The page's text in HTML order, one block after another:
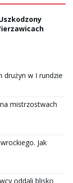
drużyn w I rundzie
mistrzostwach
Jak
oddali blisko